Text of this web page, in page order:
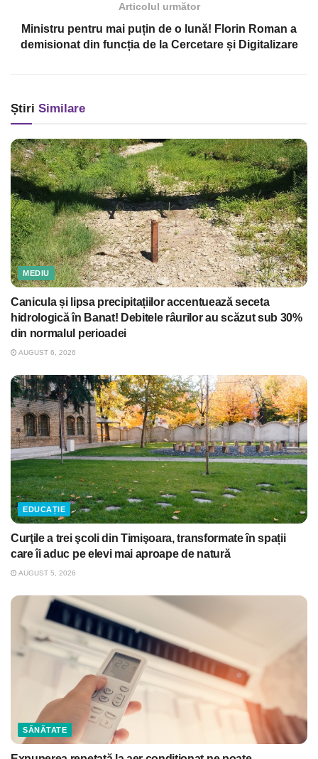
Articolul următor
Ministru pentru mai puțin de o lună! Florin Roman a
demisionat din funcția de la Cercetare și Digitalizare
Știri Similare
MEDIU
Canicula și lipsa precipitațiilor accentuează seceta
hidrologică în Banat! Debitele râurilor au scăzut sub 30%
din normalul perioadei
AUGUST 6, 2026
EDUCAȚIE
Curţile a trei şcoli din Timişoara, transformate în spații
care îi aduc pe elevi mai aproape de natură
AUGUST 5, 2026
SĂNĂTATE